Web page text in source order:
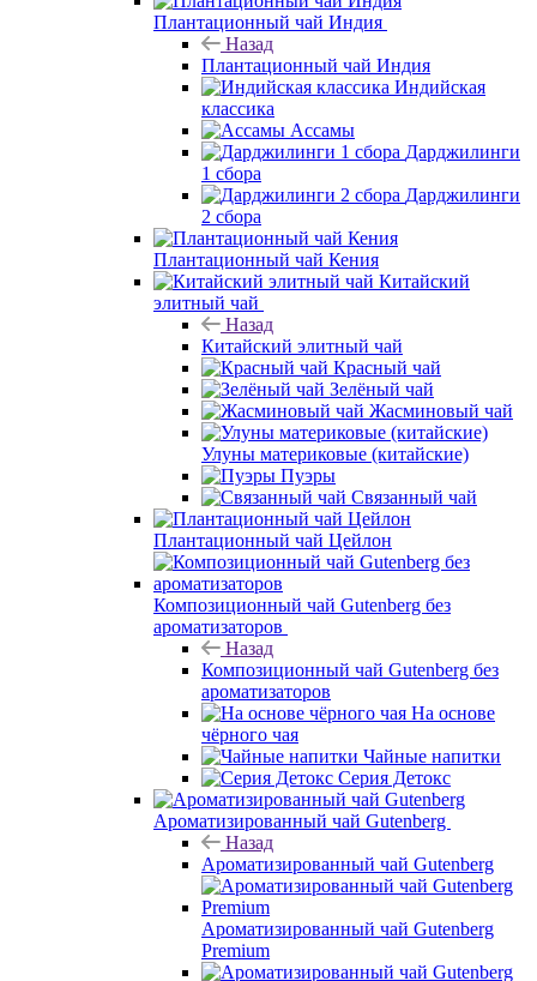
Плантационный чай Индия
Назад
Плантационный чай Индия
Индийская
классика
Ассамы
Дарджилинги
1 сбора
Дарджилинги
2 сбора
Плантационный чай Кения
Китайский
элитный чай
Назад
Китайский элитный чай
Красный чай
Зелёный чай
Жасминовый чай
Улуны материковые (китайские)
Пуэры
Связанный чай
Плантационный чай Цейлон
Композиционный чай Gutenberg без
ароматизаторов
Назад
Композиционный чай Gutenberg без
ароматизаторов
На основе
чёрного чая
Чайные напитки
Серия Детокс
Ароматизированный чай Gutenberg
Назад
Ароматизированный чай Gutenberg
Ароматизированный чай Gutenberg
Premium